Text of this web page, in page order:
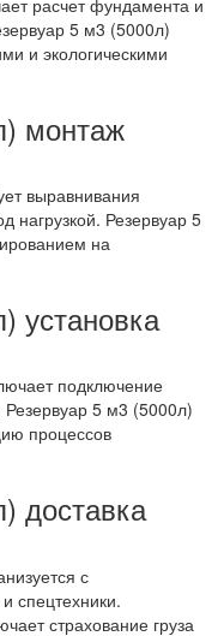
5 м3 (5000л)
и экологическими
монтаж
выравнивания
нагрузкой. Резервуар 5
на
установка
подключение
Резервуар 5 м3 (5000л)
процессов
доставка
с
спецтехники.
страхование груза